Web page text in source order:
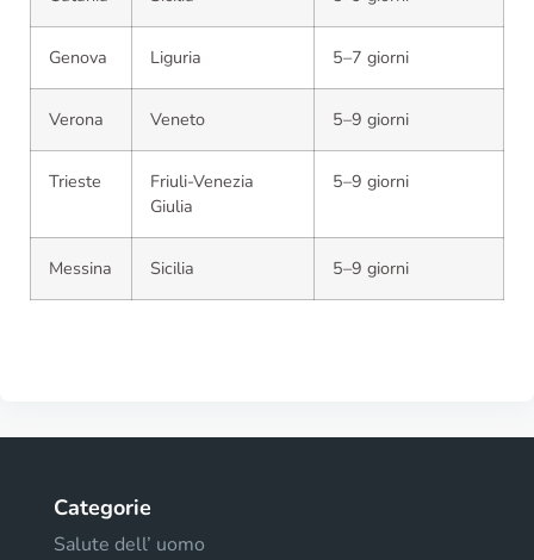
Genova Liguria 5–7 giorni
Verona Veneto 5–9 giorni
Trieste
Friuli-Venezia
Giulia
5–9 giorni
Messina Sicilia 5–9 giorni
Categorie
Salute dell’ uomo